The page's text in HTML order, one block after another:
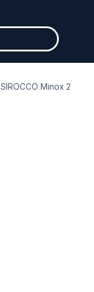
SIROCCO Minox 2